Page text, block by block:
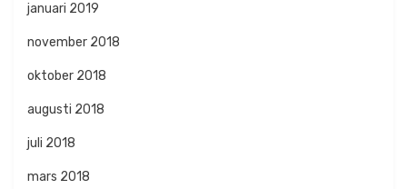
januari 2019
november 2018
oktober 2018
augusti 2018
juli 2018
mars 2018